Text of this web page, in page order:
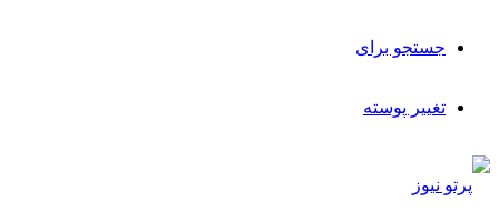
جستجو برای
تغییر پوسته